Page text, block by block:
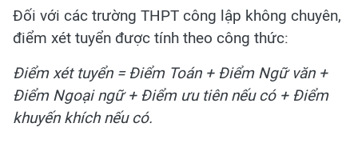
Đối với các trường THPT công lập không chuyên,
điểm xét tuyển được tính theo công thức:
Điểm xét tuyển = Điểm Toán + Điểm Ngữ văn +
Điểm Ngoại ngữ + Điểm ưu tiên nếu có + Điểm
khuyến khích nếu có.